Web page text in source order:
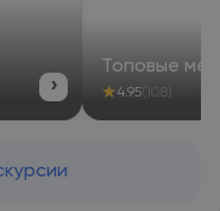
›
Топовые
★4.95 (108)